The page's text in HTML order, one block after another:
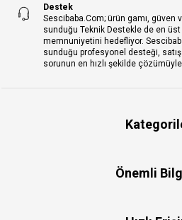
Destek
Sescibaba.Com; ürün gamı, güven
sunduğu Teknik Destekle de en
memnuniyetini hedefliyor.
sunduğu profesyonel desteği,
sorunun en hızlı şekilde
Önemli